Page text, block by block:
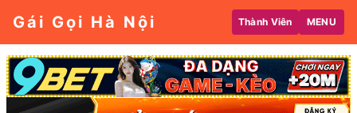
Gái Gọi Hà Nội Thành Viên MENU